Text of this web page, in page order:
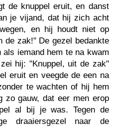
de knuppel eruit, en danst
je vijand, dat hij zich acht
en hij houdt niet op
de zak!" De gezel bedankte
iemand hem te na kwam
hij: "Knuppel, uit de zak"
eruit en veegde de een na
te wachten of hij hem
zo gauw, dat eer men erop
al bij je was. Tegen de
draaiersgezel naar de